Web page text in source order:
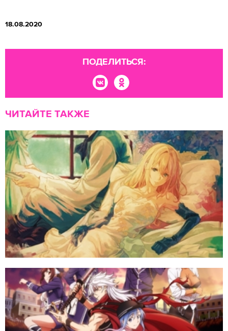
18.08.2020
ПОДЕЛИТЬСЯ:
ЧИТАЙТЕ ТАКЖЕ